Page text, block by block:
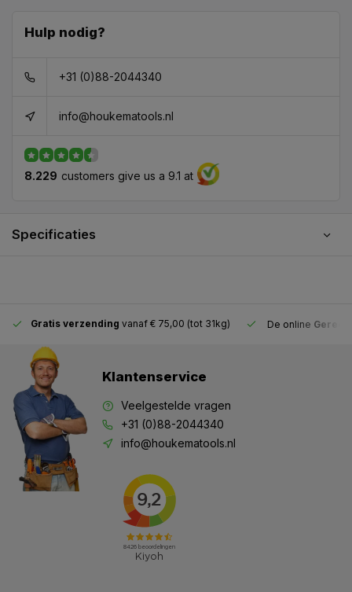
Hulp nodig?
+31 (0)88-2044340
info@houkematools.nl
8.229 customers give us a 9.1 at
Specificaties
Gratis verzending vanaf € 75,00 (tot 31kg) De online
Klantenservice
Veelgestelde vragen
+31 (0)88-2044340
info@houkematools.nl